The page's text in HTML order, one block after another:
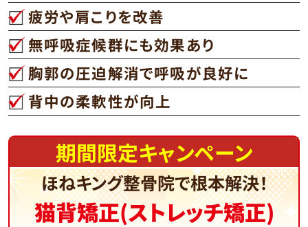
疲労や肩こりを改善
無呼吸症候群にも効果あり
胸郭の圧迫解消で呼吸が良好に
背中の柔軟性が向上
期間限定キャンペーン
ほねキング整骨院で根本解決！
猫背矯正(ストレッチ矯正)